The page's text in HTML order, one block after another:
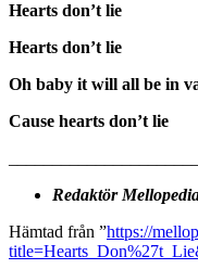
Hearts don’t lie
Hearts don’t lie
Oh baby it will all be in
Cause hearts don’t lie
Redaktör
Hämtad från ”https://